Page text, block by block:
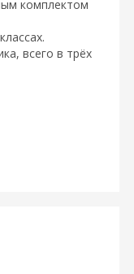
комплектом
всего в трёх